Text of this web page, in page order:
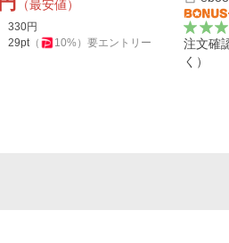
（最安値）
330円
29pt（ 10%） 要エントリー
注文確
く）